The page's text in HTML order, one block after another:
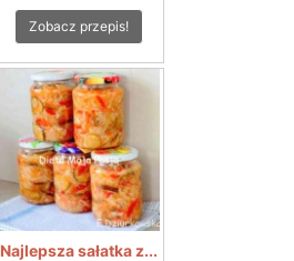
Zobacz przepis!
Najlepsza sałatka z...